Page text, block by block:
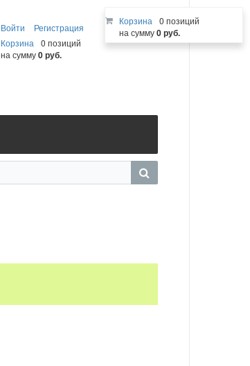
Войти
Регистрация
Корзина
0 позиций
на сумму0 руб.
Корзина
0 позиций
на сумму0 руб.